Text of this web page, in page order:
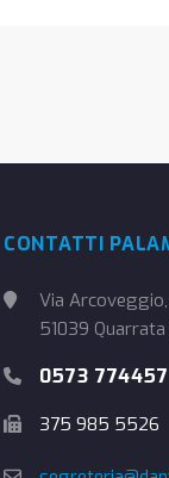
CONTATTI
Via
51039 Quarrata
0573 774457
375 985 5526